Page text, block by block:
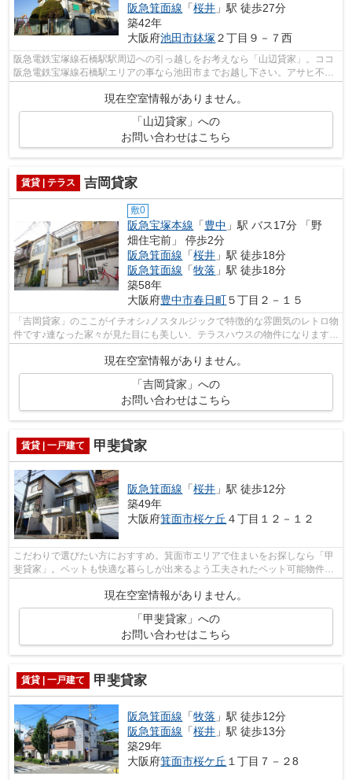
阪急箕面線 「桜井 」駅 徒歩27分
築42年
大阪府池田市鉢塚 ２丁目９－７西
阪急電鉄宝塚線石橋駅駅周辺への引っ越しをお考えなら「山辺貸家」。ココ
阪急電鉄宝塚線石橋駅エリアの事なら池田市までお越し下さい。アサヒ不動
産相談室の連絡先のinfo@asahi-fs.com...
現在空室情報がありません。
「山辺貸家」への
お問い合わせはこちら
賃貸 | テラス 吉岡貸家
敷0
阪急宝塚本線 「豊中 」駅 バス17分 「野
畑住宅前」 停歩2分
阪急箕面線 「桜井 」駅 徒歩18分
阪急箕面線 「牧落 」駅 徒歩18分
築58年
大阪府豊中市春日町５丁目２－１５
「吉岡貸家」のここがイチオシ♪ノスタルジックで特徴的な雰囲気のレトロ物
件です♪連なった家々が見た目にも美しい、テラスハウスの物件になります♪
現在空室情報がありません。
「吉岡貸家」への
お問い合わせはこちら
賃貸 | 一戸建て 甲斐貸家
阪急箕面線 「桜井 」駅 徒歩12分
築49年
大阪府箕面市桜ケ丘 ４丁目１２－１２
こだわりで選びたい方におすすめ。箕面市エリアで住まいをお探しなら「甲
斐貸家」。ペットも快適な暮らしが出来るよう工夫されたペット可能物件！
現在空室情報がありません。
「甲斐貸家」への
お問い合わせはこちら
賃貸 | 一戸建て 甲斐貸家
阪急箕面線 「牧落 」駅 徒歩12分
阪急箕面線 「桜井 」駅 徒歩13分
築29年
大阪府箕面市桜ケ丘 １丁目７－２8